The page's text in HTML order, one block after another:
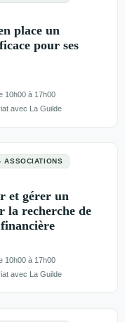
place un
pour ses
10h00 à 17h00
avec La Guilde
ASSOCIATIONS
et gérer un
la recherche de
10h00 à 17h00
avec La Guilde